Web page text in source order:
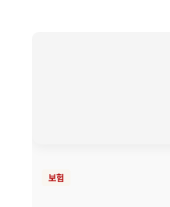
보험